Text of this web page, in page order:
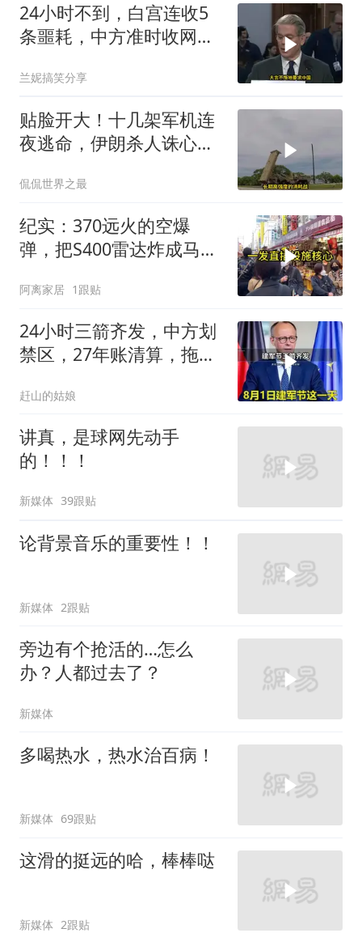
24小时不到，白宫连收5
条噩耗，中方准时收网，
兰妮搞笑分享
贴脸开大！十几架军机连
夜逃命，伊朗杀人诛心，
侃侃世界之最
纪实：370远火的空爆
弹，把S400雷达炸成马蜂
了
阿离家居 1跟贴
24小时三箭齐发，中方划
禁区，27年账清算，拖船
赶山的姑娘
讲真，是球网先动手
的！！！
新媒体 39跟贴
论背景音乐的重要性！！
新媒体 2跟贴
旁边有个抢活的…怎么
办？人都过去了？
新媒体
多喝热水，热水治百病！
新媒体 69跟贴
这滑的挺远的哈，棒棒哒
新媒体 2跟贴